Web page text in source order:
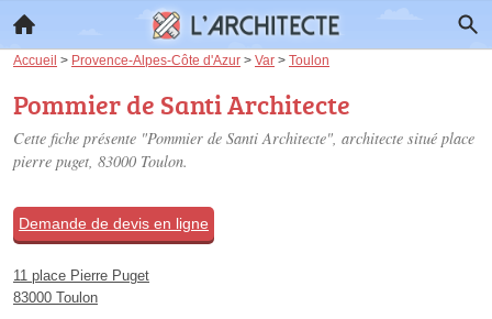
Accueil > Provence-Alpes-Côte d'Azur > Var > Toulon
Pommier de Santi Architecte
Cette fiche présente "Pommier de Santi Architecte", architecte situé place
pierre puget, 83000 Toulon.
Demande de devis en ligne
11 place Pierre Puget
83000 Toulon